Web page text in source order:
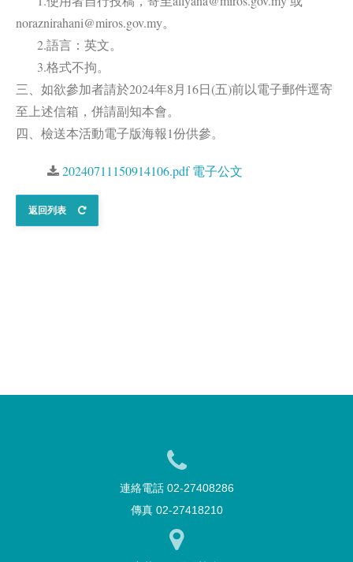
noraznirahani@miros.gov.my。
2.語言：英文。
3.格式不拘。
三、如欲參加者請於2024年8月16日(五)前以電子郵件逕寄
至上述信箱，併請副知本會。
四、檢送本活動電子版海報1份供參。
20240711150914106.pdf 電子公文
返回列表
連絡電話 02-27408286
傳真 02-27418210